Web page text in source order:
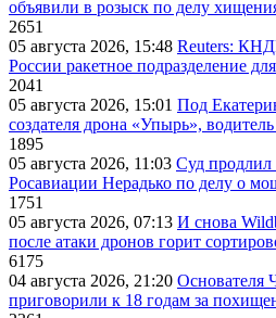
объявили в розыск по делу
2651
05 августа 2026, 15:48 Reuters:
России ракетное подразделение
2041
05 августа 2026, 15:01 Под
создателя дрона «Упырь»,
1895
05 августа 2026, 11:03 Суд продлил
Росавиации Нерадько по делу о
1751
05 августа 2026, 07:13 И снова
после атаки дронов горит
6175
04 августа 2026, 21:20 Основателя
приговорили к 18 годам за